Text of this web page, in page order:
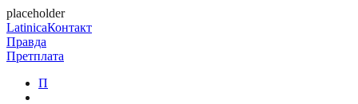
placeholder
LatinicaКонтакт
Правда
Претплата
П